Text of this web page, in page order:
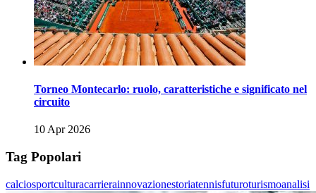
Torneo Montecarlo: ruolo, caratteristiche e significato nel
circuito
10 Apr 2026
Tag Popolari
calciosportculturacarrierainnovazionestoriatennisfuturoturismoanalisi